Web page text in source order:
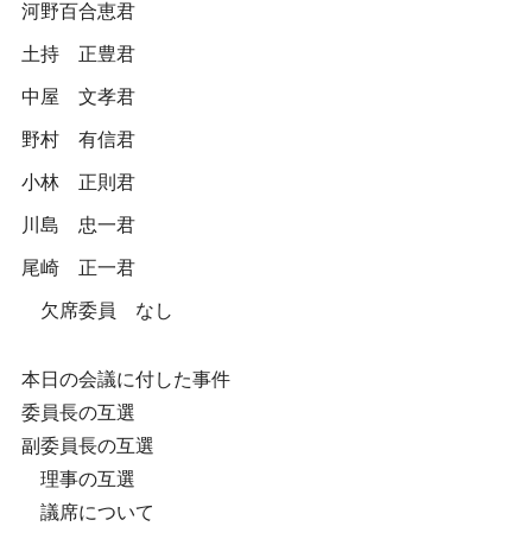
河野百合恵君
土持 正豊君
中屋 文孝君
野村 有信君
小林 正則君
川島 忠一君
尾崎 正一君
欠席委員 なし
本日の会議に付した事件
委員長の互選
副委員長の互選
理事の互選
議席について